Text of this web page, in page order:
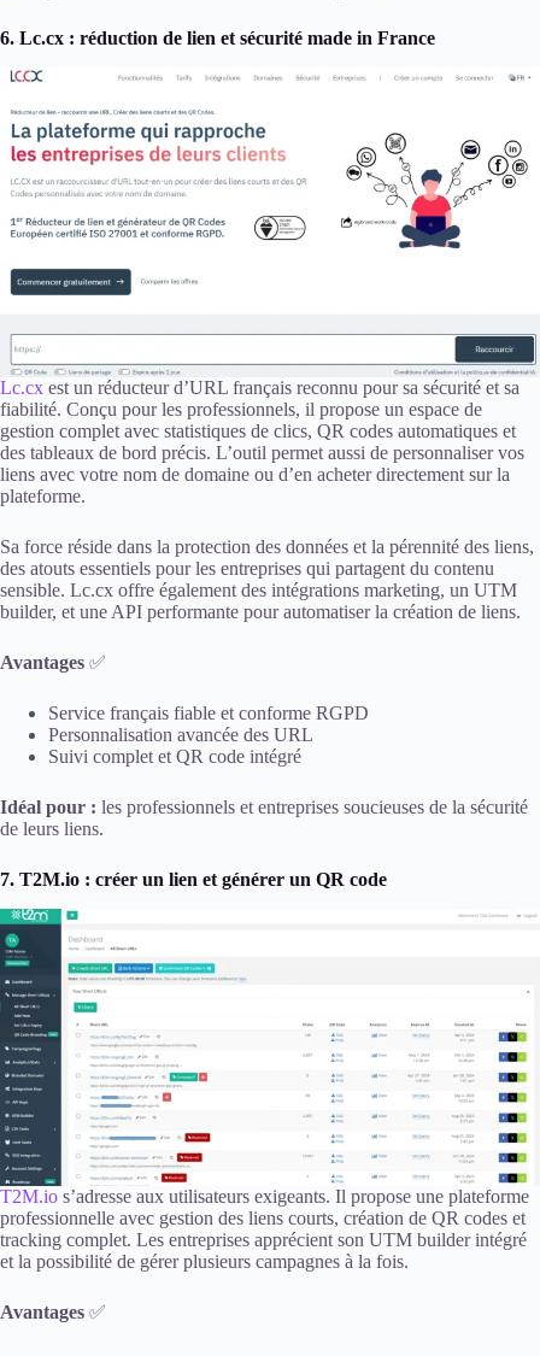
6. Lc.cx : réduction de lien et sécurité made in France
Lc.cx est un réducteur d’URL français reconnu pour sa sécurité et sa
fiabilité. Conçu pour les professionnels, il propose un espace de
gestion complet avec statistiques de clics, QR codes automatiques et
des tableaux de bord précis. L’outil permet aussi de personnaliser vos
liens avec votre nom de domaine ou d’en acheter directement sur la
plateforme.
Sa force réside dans la protection des données et la pérennité des liens,
des atouts essentiels pour les entreprises qui partagent du contenu
sensible. Lc.cx offre également des intégrations marketing, un UTM
builder, et une API performante pour automatiser la création de liens.
Avantages ✅
Service français fiable et conforme RGPD
Personnalisation avancée des URL
Suivi complet et QR code intégré
Idéal pour : les professionnels et entreprises soucieuses de la sécurité
de leurs liens.
7. T2M.io : créer un lien et générer un QR code
T2M.io s’adresse aux utilisateurs exigeants. Il propose une plateforme
professionnelle avec gestion des liens courts, création de QR codes et
tracking complet. Les entreprises apprécient son UTM builder intégré
et la possibilité de gérer plusieurs campagnes à la fois.
Avantages ✅